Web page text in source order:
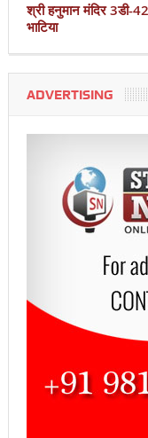
श्री हनुमान मंदिर 3डी-
भाटिया
ADVERTISING